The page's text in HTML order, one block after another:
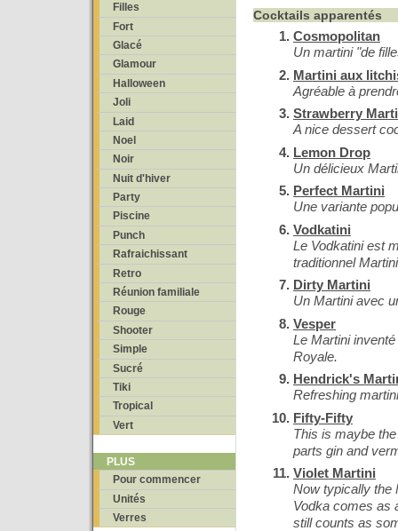
Filles
Fort
Glacé
Glamour
Halloween
Joli
Laid
Noel
Noir
Nuit d'hiver
Party
Piscine
Punch
Rafraichissant
Retro
Réunion familiale
Rouge
Shooter
Simple
Sucré
Tiki
Tropical
Vert
PLUS
Pour commencer
Unités
Verres
Cocktails apparentés
Cosmopolitan
Un martini "de
Martini aux
Agréable à
Strawberry
A nice dessert
Lemon Drop
Un délicieux
Perfect Martini
Une variante
Vodkatini
Le Vodkatini est
traditionnel
Dirty Martini
Un Martini avec
Vesper
Le Martini
Royale.
Hendrick's
Refreshing
Fifty-Fifty
This is maybe
parts gin and
Violet Martini
Now typically the
Vodka comes as
still counts as